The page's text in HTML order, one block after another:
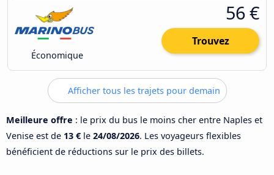
Économique
56 €
Trouvez
Afficher tous les trajets pour demain
Meilleure offre : le prix du bus le moins cher entre Naples et
Venise est de 13 € le 24/08/2026. Les voyageurs flexibles
bénéficient de réductions sur le prix des billets.